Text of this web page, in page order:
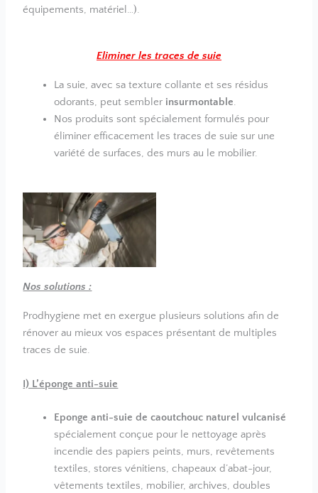
équipements, matériel…).
Eliminer les traces de suie
La suie, avec sa texture collante et ses résidus
odorants, peut sembler insurmontable.
Nos produits sont spécialement formulés pour
éliminer efficacement les traces de suie sur une
variété de surfaces, des murs au le mobilier.
Nos solutions :
Prodhygiene met en exergue plusieurs solutions afin de
rénover au mieux vos espaces présentant de multiples
traces de suie.
I) L’éponge anti-suie
Eponge anti-suie de caoutchouc naturel vulcanisé
spécialement conçue pour le nettoyage après
incendie des papiers peints, murs, revêtements
textiles, stores vénitiens, chapeaux d’abat-jour,
vêtements textiles, mobilier, archives, doubles